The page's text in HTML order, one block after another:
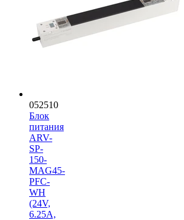
052510
Блок
питания
ARV-
SP-
150-
MAG45-
PFC-
WH
(24V,
6.25A,